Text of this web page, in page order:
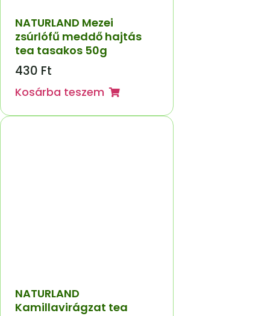
NATURLAND Mezei
zsúrlófű meddő hajtás
tea tasakos 50g
430 Ft
Kosárba teszem
NATURLAND
Kamillavirágzat tea